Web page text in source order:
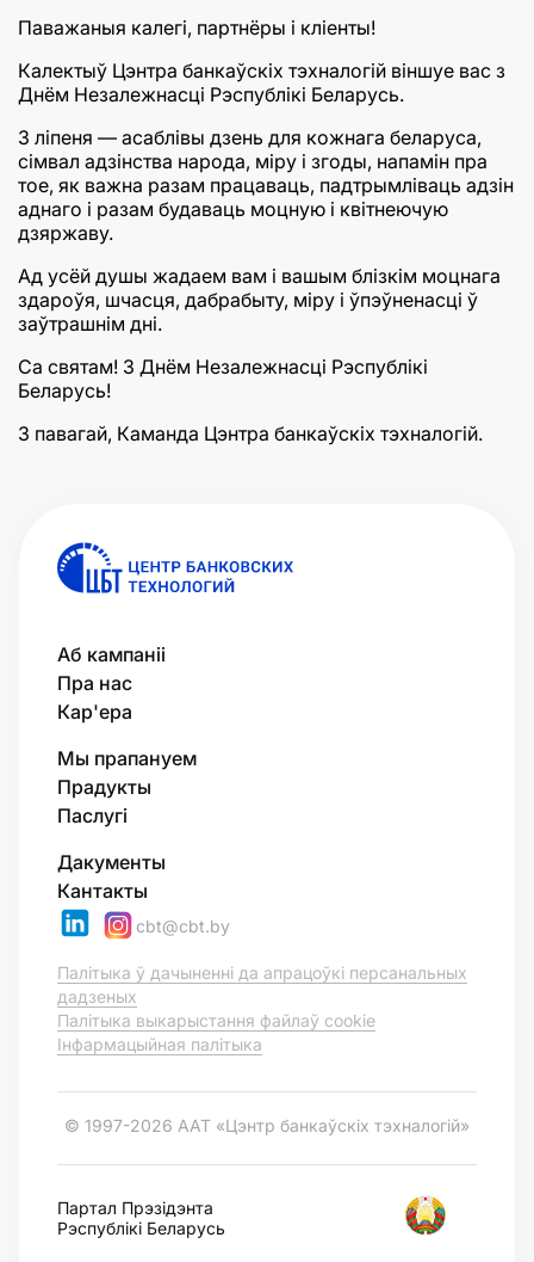
Паважаныя калегі, партнёры і кліенты!
Калектыў Цэнтра банкаўскіх тэхналогій віншуе вас з
Днём Незалежнасці Рэспублікі Беларусь.
3 ліпеня — асаблівы дзень для кожнага беларуса,
сімвал адзінства народа, міру і згоды, напамін пра
тое, як важна разам працаваць, падтрымліваць адзін
аднаго і разам будаваць моцную і квітнеючую
дзяржаву.
Ад усёй душы жадаем вам і вашым блізкім моцнага
здароўя, шчасця, дабрабыту, міру і ўпэўненасці ў
заўтрашнім дні.
Са святам! З Днём Незалежнасці Рэспублікі
Беларусь!
З павагай, Каманда Цэнтра банкаўскіх тэхналогій.
Аб кампаніі
Пра нас
Кар'ера
Мы прапануем
Прадукты
Паслугі
Дакументы
Кантакты
cbt@cbt.by
Палітыка ў дачыненні да апрацоўкі персанальных
дадзеных
Палітыка выкарыстання файлаў cookie
Інфармацыйная палітыка
© 1997-2026 ААТ «Цэнтр банкаўскіх тэхналогій»
Партал Прэзідэнта
Рэспублікі Беларусь